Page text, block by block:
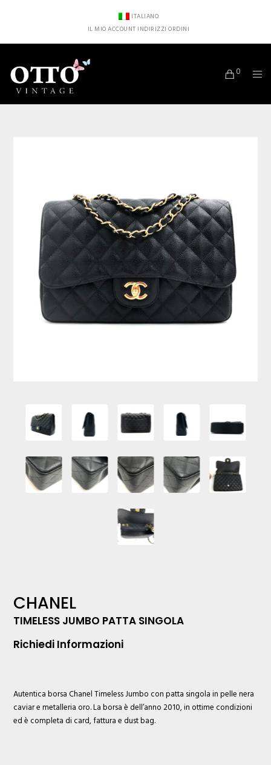
ITALIANO
IL MIO ACCOUNT INDIRIZZI ORDINI
0
CHANEL
TIMELESS JUMBO PATTA SINGOLA
Richiedi Informazioni
Autentica borsaChanelTimeless Jumbo con patta singola in pelle nera
caviar e metalleria oro. La borsa è dell’anno 2010, in ottime condizioni
ed è completa di card, fattura e dust bag.